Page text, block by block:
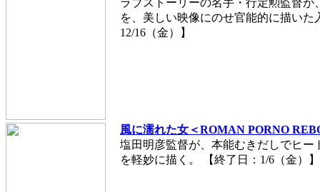
ラブストーリーの名手・行定勲監督が
を、美しい映像にのせ官能的に描いた
12/16（金）】
風に濡れた女＜ROMAN PORNO
塩田明彦監督が、本能むきだしでヒ
を軽妙に描く。 【終了日：1/6（金）】